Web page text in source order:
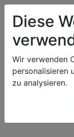
Art & Light
Dein Warenkorb
Diese
Wir verwenden
personalisieren
zu analysieren.